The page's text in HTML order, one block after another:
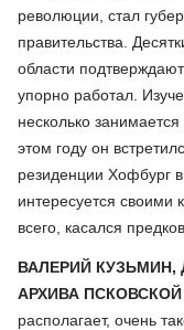
революции, стал
правительства.
области
упорно работал.
несколько
этом году он
резиденции Хофбург
интересуется своими
всего, касался
ВАЛЕРИЙ КУЗЬМИН,
АРХИВА
располагает, очень